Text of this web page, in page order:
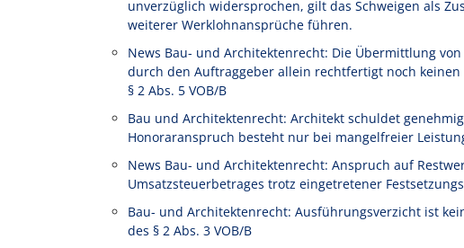
unverzüglich widersprochen, gilt das Schweigen als
weiterer Werklohnansprüche führen.
News Bau- und Architektenrecht: Die Übermittlung
durch den Auftraggeber allein rechtfertigt noch
§ 2 Abs. 5 VOB/B
Bau und Architektenrecht: Architekt schuldet
Honoraranspruch besteht nur bei mangelfreier
News Bau- und Architektenrecht: Anspruch auf
Umsatzsteuerbetrages trotz eingetretener
Bau- und Architektenrecht: Ausführungsverzicht ist
des § 2 Abs. 3 VOB/B